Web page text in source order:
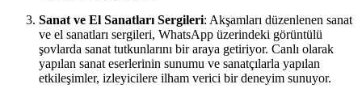
Sanat ve El Sanatları Sergileri: Akşamları düzenlenen sanat
ve el sanatları sergileri, WhatsApp üzerindeki görüntülü
şovlarda sanat tutkunlarını bir araya getiriyor. Canlı olarak
yapılan sanat eserlerinin sunumu ve sanatçılarla yapılan
etkileşimler, izleyicilere ilham verici bir deneyim sunuyor.